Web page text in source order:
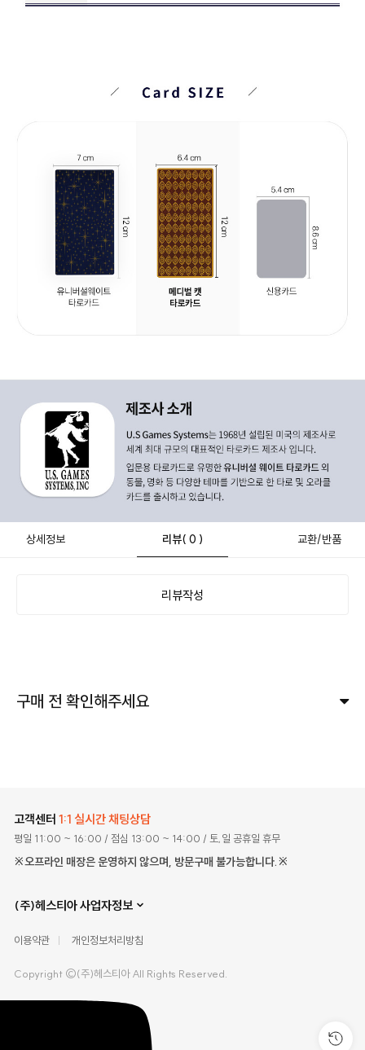
상세정보 리뷰( 0 ) 교환/반품
리뷰작성
구매 전 확인해주세요
고객센터 1:1 실시간 채팅상담
평일 11:00 ~ 16:00 / 점심 13:00 ~ 14:00 / 토,일 공휴일 휴무
※오프라인 매장은 운영하지 않으며, 방문구매 불가능합니다.※
(주)헤스티아 사업자정보
이용약관 개인정보처리방침
Copyright ©(주)헤스티아 All Rights Reserved.